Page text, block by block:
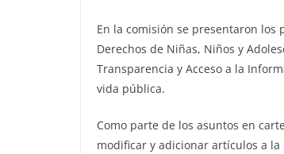
En la comisión se presentaron
Derechos de Niñas, Niños y
Transparencia y Acceso a la
vida pública.
Como parte de los asuntos en
modificar y adicionar artículos a la